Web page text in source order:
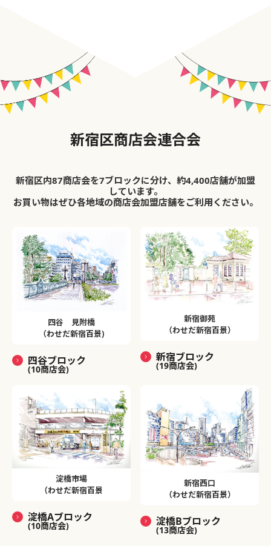
新宿区商店会連合会
新宿区内87商店会を7ブロックに分け、約4,400店舗が加盟
しています。
お買い物はぜひ各地域の商店会加盟店舗をご利用ください。
四谷 見附橋
（わせだ新宿百景)
四谷ブロック
(10商店会)
新宿御苑
（わせだ新宿百景）
新宿ブロック
(19商店会)
淀橋市場
（わせだ新宿百景
淀橋Aブロック
(10商店会)
新宿西口
（わせだ新宿百景）
淀橋Bブロック
(13商店会)